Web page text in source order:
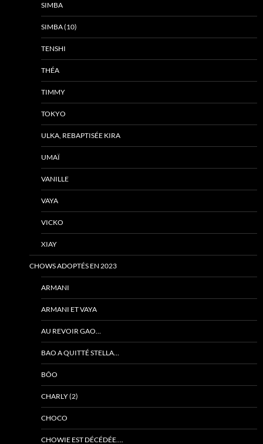
SIMBA
SIMBA (10)
TENSHI
THÉA
TIMMY
TOKYO
ULKA, REBAPTISÉE KIRA
UMAÏ
VANILLE
VAYA
VICKO
XIAY
CHOWS ADOPTÉS EN 2023
ARMANI
ARMANI ET VAYA
AU REVOIR GAO…
BAO A QUITTÉ STELLA…
BÔO
CHARLY (2)
CHOCO
CHOWIE EST DÉCÉDÉE….